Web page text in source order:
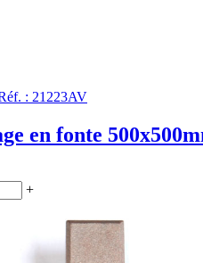
: 21223AV
en fonte
+